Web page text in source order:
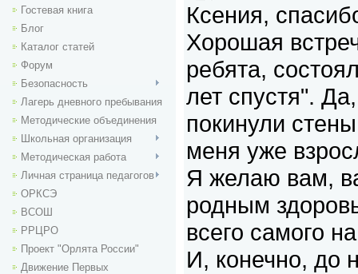
Гостевая книга
Блог
Каталог статей
Форум
Безопасность
Лагерь дневного пребывания
Методические объединения
Школьная организация
Методическая работа
Личная страница педагогов
ОРКСЭ
ВСОШ
РРЦРО
Проект "Орлята России"
Движение Первых
Ксения,
Хорошая
ребята,
лет спустя".
покинули
меня уже
Я желаю вам,
родным
всего самого
И, конечно, до